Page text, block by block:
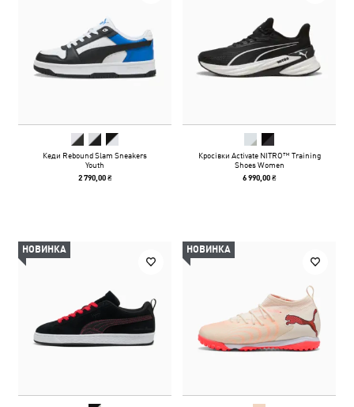
Кеди Rebound Slam Sneakers
Youth
2 790,00 ₴
Кросівки Activate NITRO™ Training
Shoes Women
6 990,00 ₴
НОВИНКА НОВИНКА